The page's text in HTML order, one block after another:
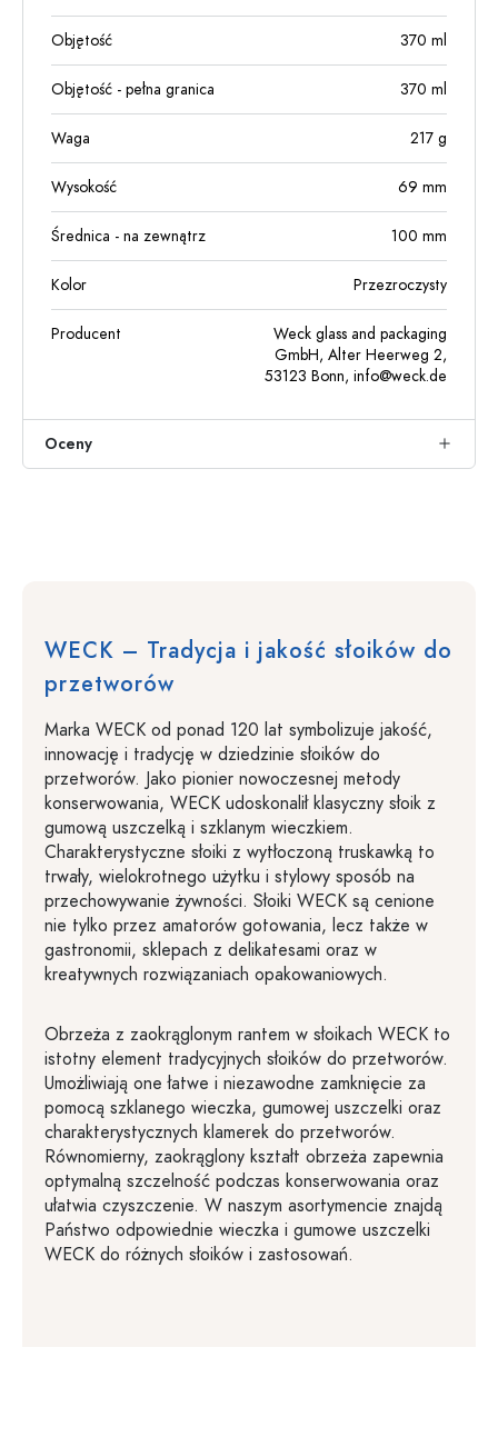
Objętość 370 ml
Objętość - pełna granica 370 ml
Waga 217 g
Wysokość 69 mm
Średnica - na zewnątrz 100 mm
Kolor Przezroczysty
Producent
Weck glass and packaging
GmbH, Alter Heerweg 2,
53123 Bonn, info@weck.de
Oceny
WECK – Tradycja i jakość słoików do
przetworów
Marka WECK od ponad 120 lat symbolizuje jakość,
innowację i tradycję w dziedzinie słoików do
przetworów. Jako pionier nowoczesnej metody
konserwowania, WECK udoskonalił klasyczny słoik z
gumową uszczelką i szklanym wieczkiem.
Charakterystyczne słoiki z wytłoczoną truskawką to
trwały, wielokrotnego użytku i stylowy sposób na
przechowywanie żywności. Słoiki WECK są cenione
nie tylko przez amatorów gotowania, lecz także w
gastronomii, sklepach z delikatesami oraz w
kreatywnych rozwiązaniach opakowaniowych.
Obrzeża z zaokrąglonym rantem w słoikach WECK to
istotny element tradycyjnych słoików do przetworów.
Umożliwiają one łatwe i niezawodne zamknięcie za
pomocą szklanego wieczka, gumowej uszczelki oraz
charakterystycznych klamerek do przetworów.
Równomierny, zaokrąglony kształt obrzeża zapewnia
optymalną szczelność podczas konserwowania oraz
ułatwia czyszczenie. W naszym asortymencie znajdą
Państwo odpowiednie wieczka i gumowe uszczelki
WECK do różnych słoików i zastosowań.